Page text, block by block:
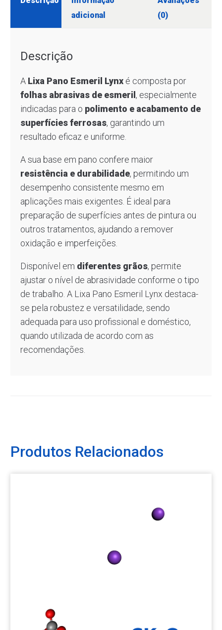
adicional
(0)
Descrição
A Lixa Pano Esmeril Lynxé composta por
folhas abrasivas de esmeril , especialmente
indicadas para o polimento e acabamento de
superfícies ferrosas, garantindo um
resultado eficaz e uniforme.
A sua base em pano confere maior
resistência e durabilidade, permitindo um
desempenho consistente mesmo em
aplicações mais exigentes. É ideal para
preparação de superfícies antes de pintura ou
outros tratamentos, ajudando a remover
oxidação e imperfeições.
Disponível em diferentes grãos, permite
ajustar o nível de abrasividade conforme o tipo
de trabalho. A Lixa Pano Esmeril Lynx destaca-
se pela robustez e versatilidade, sendo
adequada para uso profissional e doméstico,
quando utilizada de acordo com as
recomendações.
Produtos Relacionados